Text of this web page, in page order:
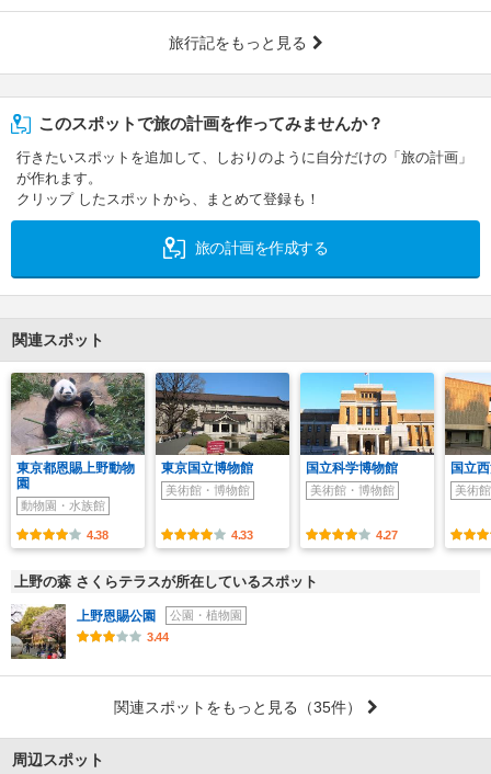
旅行記をもっと見る
このスポットで旅の計画を作ってみませんか？
行きたいスポットを追加して、しおりのように自分だけの「旅の計画」
が作れます。
クリップ したスポットから、まとめて登録も！
旅の計画を作成する
関連スポット
東京都恩賜上野動物
園
動物園・水族館
4.38
東京国立博物館
美術館・博物館
4.33
国立科学博物館
美術館・博物館
4.27
国立
美術
上野の森 さくらテラスが所在しているスポット
上野恩賜公園
公園・植物園
3.44
関連スポットをもっと見る （35件）
周辺スポット